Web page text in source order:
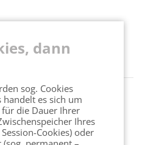
dann
sog. Cookies
handelt es sich um
die Dauer Ihrer
Ihres
Cookies) oder